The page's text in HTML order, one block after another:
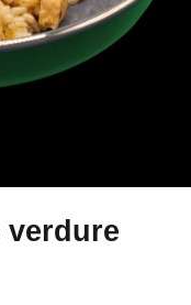
verdure